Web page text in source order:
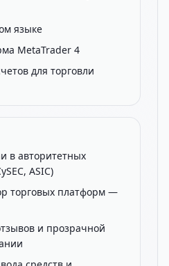
языке
MetaTrader 4
для торговли
в авторитетных
ASIC)
торговых платформ —
и прозрачной